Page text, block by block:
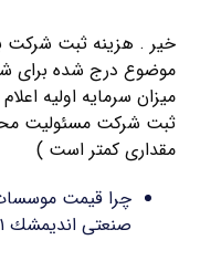
خیر . هزینه ثبت شرکت
موضوع درج شده برای
میزان سرمایه اولیه
ثبت شرکت مسئولیت
مقداری کمتر است )
چرا قیمت
صنعتی انديمشك ۱ متفاوت است ؟